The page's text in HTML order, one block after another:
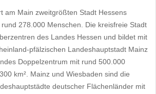
am Main zweitgrößten Stadt Hessens
278.000 Menschen. Die kreisfreie Stadt
des Landes Hessen und bildet mit
pfälzischen Landeshauptstadt Mainz
Doppelzentrum mit rund 500.000
km². Mainz und Wiesbaden sind die
deutscher Flächenländer mit